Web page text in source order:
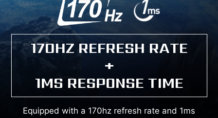
170HZ REFRESH RATE
+
1MS RESPONSE TIME
Equipped with a 170hz refresh rate and 1ms